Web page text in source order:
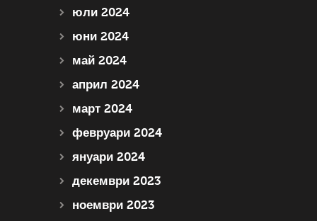
юли 2024
юни 2024
май 2024
април 2024
март 2024
февруари 2024
януари 2024
декември 2023
ноември 2023